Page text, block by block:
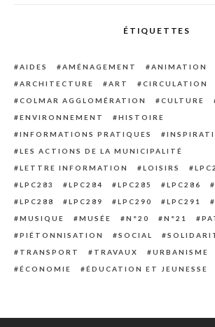
ÉTIQUETTES
AIDES AMÉNAGEMENT
ANIMATION
ARCHITECTURE
ART CIRCULATION
COLMAR AGGLOMÉRATION
CULTURE
ENVIRONNEMENT
HISTOIRE
INFORMATIONS PRATIQUES
LES ACTIONS DE LA MUNICIPALITÉ
LETTRE INFORMATION
LOISIRS
LPC283
LPC284 LPC285 LPC286
LPC288
LPC289 LPC290 LPC291
MUSIQUE
MUSÉE N°20 N°21
PIÉTONNISATION
SOCIAL
TRANSPORT
TRAVAUX URBANISME
ÉCONOMIE
ÉDUCATION ET JEUNESSE